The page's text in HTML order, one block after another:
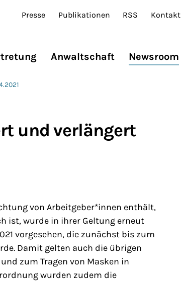
Presse Publikationen RSS Kontakt
Anwaltschaft Newsroom
und verlängert
von Arbeitgeber*innen enthält,
ist, wurde in ihrer Geltung erneut
vorgesehen, die zunächst bis zum
Damit gelten auch die übrigen
zum Tragen von Masken in
wurden zudem die